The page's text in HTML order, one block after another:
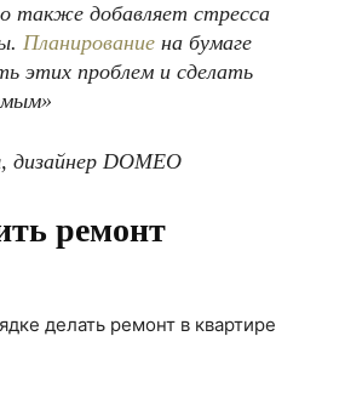
также добавляет стресса
Планирование на бумаге
этих проблем и сделать
дизайнер DOMEO
ремонт